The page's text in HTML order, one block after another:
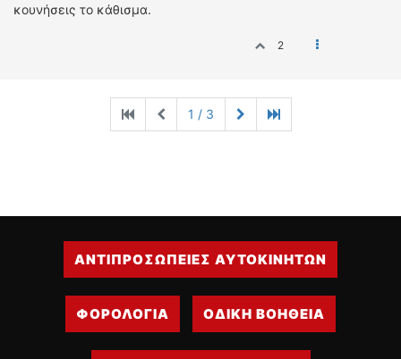
κουνήσεις το κάθισμα.
2
1 / 3
ΑΝΤΙΠΡΟΣΩΠΕΙΕΣ ΑΥΤΟΚΙΝΗΤΩΝ
ΦΟΡΟΛΟΓΙΑ ΟΔΙΚΗ ΒΟΗΘΕΙΑ